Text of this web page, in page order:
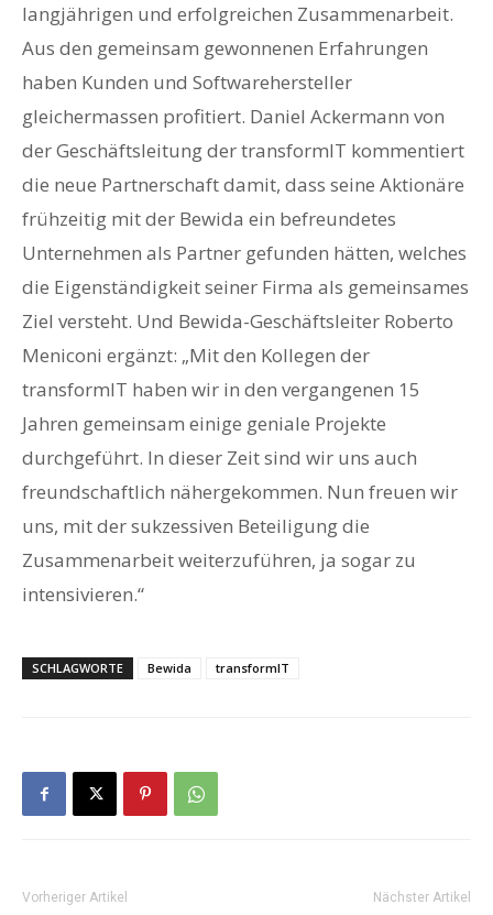
langjährigen und erfolgreichen Zusammenarbeit.
Aus den gemeinsam gewonnenen Erfahrungen
haben Kunden und Softwarehersteller
gleichermassen profitiert. Daniel Ackermann von
der Geschäftsleitung der transformIT kommentiert
die neue Partnerschaft damit, dass seine Aktionäre
frühzeitig mit der Bewida ein befreundetes
Unternehmen als Partner gefunden hätten, welches
die Eigenständigkeit seiner Firma als gemeinsames
Ziel versteht. Und Bewida-Geschäftsleiter Roberto
Meniconi ergänzt: „Mit den Kollegen der
transformIT haben wir in den vergangenen 15
Jahren gemeinsam einige geniale Projekte
durchgeführt. In dieser Zeit sind wir uns auch
freundschaftlich nähergekommen. Nun freuen wir
uns, mit der sukzessiven Beteiligung die
Zusammenarbeit weiterzuführen, ja sogar zu
intensivieren.“
SCHLAGWORTE Bewida transformIT
Vorheriger Artikel Nächster Artikel